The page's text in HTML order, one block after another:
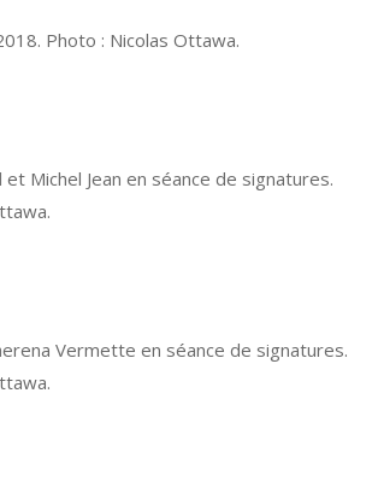
Photo : Nicolas Ottawa.
et Michel Jean en séance de signatures.
Vermette en séance de signatures.